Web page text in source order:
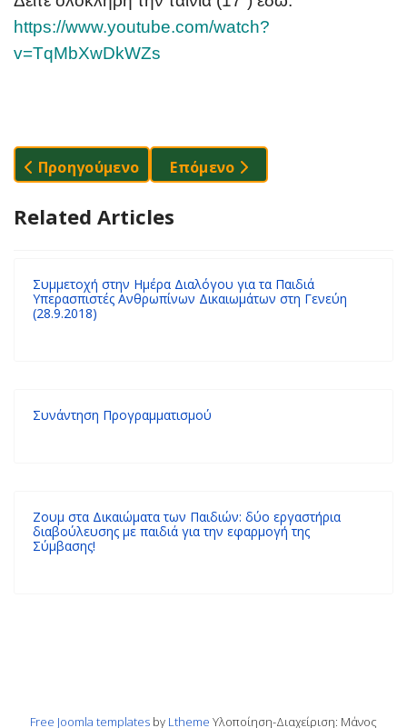
https://www.youtube.com/watch?
v=TqMbXwDkWZs
Προηγούμενο Άρθρο: "Σχολείο Μ' Ακούς;" Δράση
Προηγούμενο Επόμενο Άρθρο: "Θέλει Τέχνη
Επόμενο
Related Articles
Συμμετοχή στην Ημέρα Διαλόγου για τα Παιδιά
Υπερασπιστές Ανθρωπίνων Δικαιωμάτων στη Γενεύη
(28.9.2018)
Συνάντηση Προγραμματισμού
Ζουμ στα Δικαιώματα των Παιδιών: δύο εργαστήρια
διαβούλευσης με παιδιά για την εφαρμογή της
Σύμβασης!
Free Joomla templates by Ltheme Υλοποίηση-Διαχείριση: Μάνος